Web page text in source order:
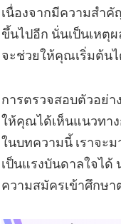
เนื่องจากมีความสำคั
ขึ้นไปอีก นั่นเป็นเหตุ
จะช่วยให้คุณเริ่มต้น
การตรวจสอบตัวอย่า
ให้คุณได้เห็นแนวทา
ในบทความนี้ เราจะ
เป็นแรงบันดาลใจได้
ความสมัครเข้าศึกษ